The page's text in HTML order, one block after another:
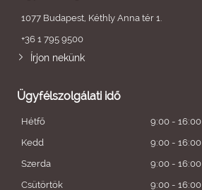
1077 Budapest, Kéthly Anna tér 1.
+36 1 795 9500
Írjon nekünk
Ügyfélszolgálati idő
Hétfő
9:00 - 16:00
Kedd
9:00 - 16:00
Szerda
9:00 - 16:00
Csütörtök
9:00 - 16:00